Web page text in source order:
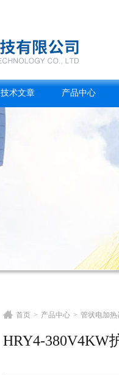
技术文章 产品中心
首页 > 产品中心 > 管状电加热
HRY4-380V4KW